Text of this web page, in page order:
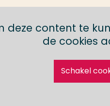
deze content te
de cookies
Schakel